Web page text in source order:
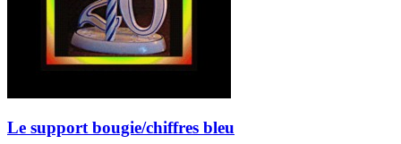
Le support bougie/chiffres bleu